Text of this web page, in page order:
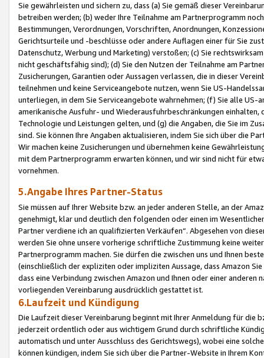
Sie gewährleisten und sichern zu, dass (a) Sie gemäß dieser
betreiben werden; (b) weder Ihre Teilnahme am Partnerprogramm
Bestimmungen, Verordnungen, Vorschriften, Anordnungen,
Gerichtsurteile und -beschlüsse oder andere Auflagen einer für Sie
Datenschutz, Werbung und Marketing) verstoßen; (c) Sie
nicht geschäftsfähig sind); (d) Sie den Nutzen der Teilnahme am
Zusicherungen, Garantien oder Aussagen verlassen, die in dieser
teilnehmen und keine Serviceangebote nutzen, wenn Sie US-
unterliegen, in dem Sie Serviceangebote wahrnehmen; (f) Sie alle
amerikanische Ausfuhr- und Wiederausfuhrbeschränkungen
Technologie und Leistungen gelten, und (g) die Angaben, die Sie im
sind. Sie können Ihre Angaben aktualisieren, indem Sie sich über die
Wir machen keine Zusicherungen und übernehmen keine
mit dem Partnerprogramm erwarten können, und wir sind nicht für
vornehmen.
5.Angabe Ihres Partner-Status
Sie müssen auf Ihrer Website bzw. an jeder anderen Stelle, an der
genehmigt, klar und deutlich den folgenden oder einen im
Partner verdiene ich an qualifizierten Verkäufen“. Abgesehen von
werden Sie ohne unsere vorherige schriftliche Zustimmung keine
Partnerprogramm machen. Sie dürfen die zwischen uns und Ihnen
(einschließlich der expliziten oder impliziten Aussage, dass Amazon
dass eine Verbindung zwischen Amazon und Ihnen oder einer
vorliegenden Vereinbarung ausdrücklich gestattet ist.
6.Laufzeit und Kündigung
Die Laufzeit dieser Vereinbarung beginnt mit Ihrer Anmeldung für die
jederzeit ordentlich oder aus wichtigem Grund durch schriftliche
automatisch und unter Ausschluss des Gerichtswegs), wobei eine
können kündigen, indem Sie sich über die Partner-Website in Ihrem